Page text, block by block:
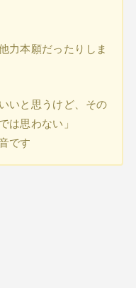
力本願だったりしま
いと思うけど、その
は思わない」
です